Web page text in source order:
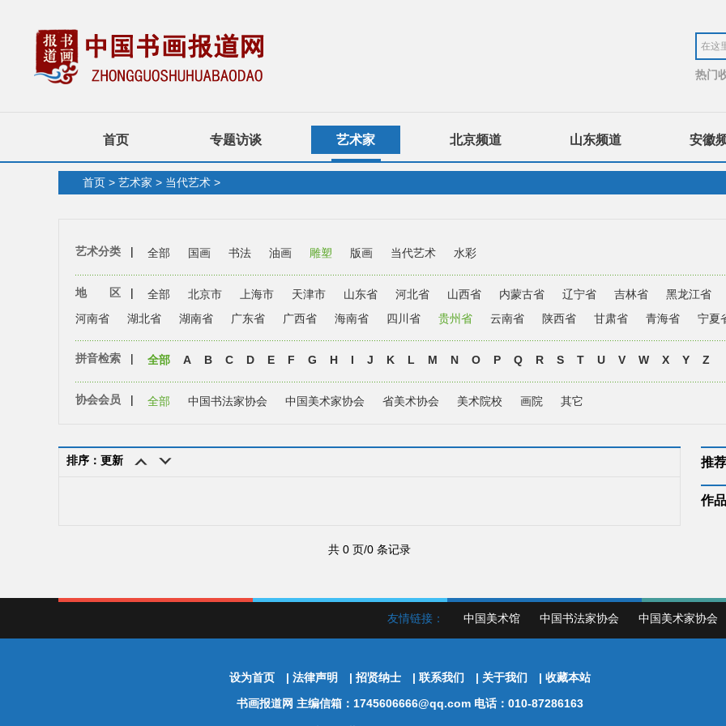
热门
首页 专题访谈 艺术家 北京频道 山东频道 安徽
首页 > 艺术家 > 当代艺术 >
艺术分类 | 全部 国画 书法 油画 雕塑 版画 当代艺术 水彩
地 区 | 全部 北京市 上海市 天津市 山东省 河北省 山西省 内蒙古省 辽宁省 吉林省 黑龙江省
河南省
湖北省 湖南省 广东省 广西省 海南省 四川省 贵州省 云南省 陕西省 甘肃省 青海省 宁夏
拼音检索 | 全部 A B C D E F G H I J K L M N O P Q R S T U V W X Y Z
协会会员 | 全部 中国书法家协会 中国美术家协会 省美术协会 美术院校 画院 其它
排序：更新
共 0 页/0 条记录
推
作
友情链接： 中国美术馆 中国书法家协会 中国美术家协会
设为首页 | 法律声明 | 招贤纳士 | 联系我们 | 关于我们 | 收藏本站
书画报道网 主编信箱：1745606666@qq.com 电话：010-87286163